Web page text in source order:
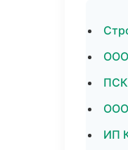
ПСК
ООО
ИП